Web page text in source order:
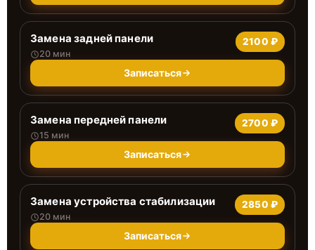
Замена задней панели
20 мин
2100 ₽
Записаться
Замена передней панели
15 мин
2700 ₽
Записаться
Замена устройства стабилизации
20 мин
2850 ₽
Записаться